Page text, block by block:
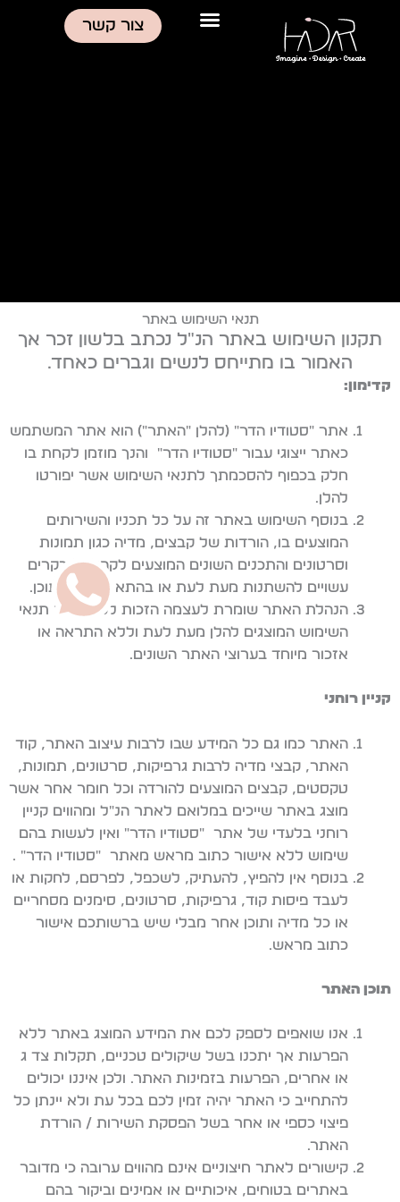
צור קשר
תנאי השימוש באתר
תקנון השימוש באתר הנ"ל נכתב בלשון זכר אך
האמור בו מתייחס לנשים וגברים כאחד.
קדימון:
אתר "סטודיו הדר" (להלן "האתר") הוא אתר המשתמש
כאתר ייצוגי עבור "סטודיו הדר" והנך מוזמן לקחת בו
חלק בכפוף להסכמתך לתנאי השימוש אשר יפורטו
להלן.
בנוסף השימוש באתר זה על כל תכניו והשירותים
המוצעים בו, הורדות של קבצים, מדיה כגון תמונות
וסרטונים והתכנים השונים המוצעים לקהל המבקרים
עשויים להשתנות מעת לעת או בהתאם לסוג התוכן.
הנהלת האתר שומרת לעצמה הזכות לעדכן את תנאי
השימוש המוצגים להלן מעת לעת וללא התראה או
אזכור מיוחד בערוצי האתר השונים.
קניין רוחני
האתר כמו גם כל המידע שבו לרבות עיצוב האתר, קוד
האתר, קבצי מדיה לרבות גרפיקות, סרטונים, תמונות,
טקסטים, קבצים המוצעים להורדה וכל חומר אחר אשר
מוצג באתר שייכים במלואם לאתר הנ"ל ומהווים קניין
רוחני בלעדי של אתר "סטודיו הדר" ואין לעשות בהם
שימוש ללא אישור כתוב מראש מאתר "סטודיו הדר" .
בנוסף אין להפיץ, להעתיק, לשכפל, לפרסם, לחקות או
לעבד פיסות קוד, גרפיקות, סרטונים, סימנים מסחריים
או כל מדיה ותוכן אחר מבלי שיש ברשותכם אישור
כתוב מראש.
תוכן האתר
אנו שואפים לספק לכם את המידע המוצג באתר ללא
הפרעות אך יתכנו בשל שיקולים טכניים, תקלות צד ג
או אחרים, הפרעות בזמינות האתר. ולכן איננו יכולים
להתחייב כי האתר יהיה זמין לכם בכל עת ולא יינתן כל
פיצוי כספי או אחר בשל הפסקת השירות / הורדת
האתר.
קישורים לאתר חיצוניים אינם מהווים ערובה כי מדובר
באתרים בטוחים, איכותיים או אמינים וביקור בהם